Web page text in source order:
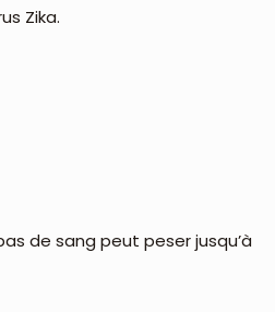
Zika.
de sang peut peser jusqu’à